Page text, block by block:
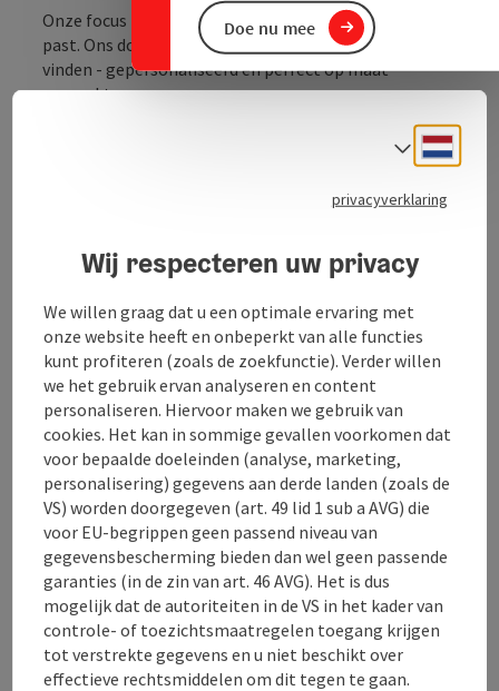
Doe nu mee
Onze focus ligt op mensen en de auto die echt bij hen
past. Ons doel is om voor elke klant de juiste auto te
vinden - gepersonaliseerd en perfect op maat
gemaakt.
gebruikte auto's van
SEAT,Volkswagen
Als officiëledealer en werkplaatspartner van Kia
service voor je auto.
Voor voertuigen van het merkMazdablijven we voor je
klaarstaan alsservicepartnermet professioneel
onderhoud ...
Beschrijving volledig aangeven
Contact
Openingstijden
privacyverklaring
Wij respecteren uw privacy
We willen graag dat u een optimale ervaring met
onze website heeft en onbeperkt van alle functies
kunt profiteren (zoals de zoekfunctie). Verder willen
we het gebruik ervan analyseren en content
personaliseren. Hiervoor maken we gebruik van
cookies. Het kan in sommige gevallen voorkomen dat
voor bepaalde doeleinden (analyse, marketing,
personalisering) gegevens aan derde landen (zoals de
VS) worden doorgegeven (art. 49 lid 1 sub a AVG) die
voor EU-begrippen geen passend niveau van
gegevensbescherming bieden dan wel geen passende
garanties (in de zin van art. 46 AVG). Het is dus
mogelijk dat de autoriteiten in de VS in het kader van
controle- of toezichtsmaatregelen toegang krijgen
tot verstrekte gegevens en u niet beschikt over
effectieve rechtsmiddelen om dit tegen te gaan.